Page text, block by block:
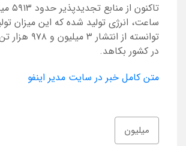
ساعت، انرژی تولید شده که این میزان
توانسته از
در کشور بکاهد.
متن کامل خبر در سایت مدیر اینفو
میلیون